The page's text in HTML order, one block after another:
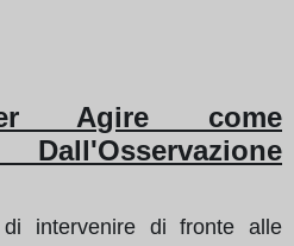
Agire come
intervenire di fronte alle